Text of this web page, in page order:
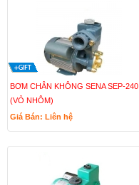
BƠM CHÂN KHÔNG SENA SEP-240
(VỎ NHÔM)
Giá Bán: Liên hệ